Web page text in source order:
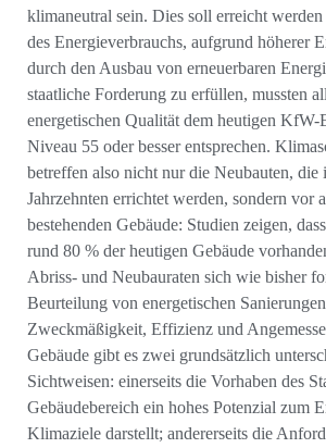
klimaneutral sein. Dies soll erreicht
des Energieverbrauchs, aufgrund höherer
durch den Ausbau von erneuerbaren
staatliche Forderung zu erfüllen, mussten
energetischen Qualität dem heutigen KfW-
Niveau 55 oder besser entsprechen.
betreffen also nicht nur die Neubauten, die
Jahrzehnten errichtet werden, sondern vor
bestehenden Gebäude: Studien zeigen,
rund 80 % der heutigen Gebäude
Abriss- und Neubauraten sich wie bisher
Beurteilung von energetischen
Zweckmäßigkeit, Effizienz und
Gebäude gibt es zwei grundsätzlich
Sichtweisen: einerseits die Vorhaben des
Gebäudebereich ein hohes Potenzial zum
Klimaziele darstellt; andererseits die